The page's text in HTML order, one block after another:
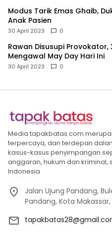
Modus Tarik Emas Ghaib,
Anak Pasien
30 April 2023 0
Rawan Disusupi
Mengawal May Day Hari Ini
30 April 2023 0
Media tapakbatas.com
terpercaya, dan terdepan
kasus-kasus penyimpangan
anggaran, hukum dan kriminal,
Indonesia
Jalan Ujung Pandang,
Pandang, Kota